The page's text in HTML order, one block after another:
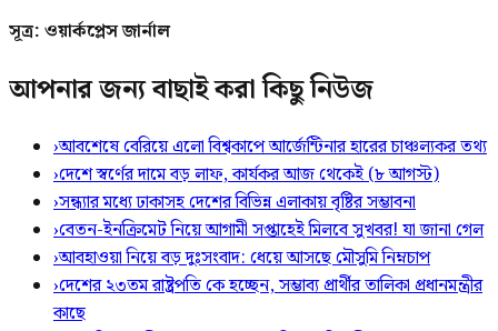
সূত্র: ওয়ার্কপ্লেস জার্নাল
আপনার জন্য বাছাই করা কিছু নিউজ
›আবশেষে বেরিয়ে এলো বিশ্বকাপে আর্জেন্টিনার হারের চাঞ্চল্যকর তথ্য
›দেশে স্বর্ণের দামে বড় লাফ, কার্যকর আজ থেকেই (৮ আগস্ট)
›সন্ধ্যার মধ্যে ঢাকাসহ দেশের বিভিন্ন এলাকায় বৃষ্টির সম্ভাবনা
›বেতন-ইনক্রিমেট নিয়ে আগামী সপ্তাহেই মিলবে সুখবর! যা জানা গেল
›আবহাওয়া নিয়ে বড় দুঃসংবাদ: ধেয়ে আসছে মৌসুমি নিম্নচাপ
›দেশের ২৩তম রাষ্ট্রপতি কে হচ্ছেন, সম্ভাব্য প্রার্থীর তালিকা প্রধানমন্ত্রীর
কাছে